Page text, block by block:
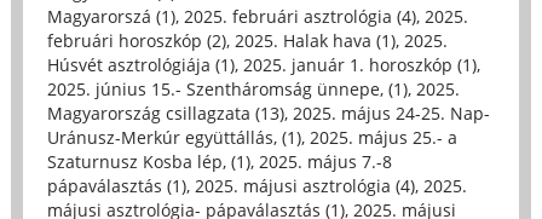
Magyarorszá (1), 2025. februári asztrológia (4), 2025.
februári horoszkóp (2), 2025. Halak hava (1), 2025.
Húsvét asztrológiája (1), 2025. január 1. horoszkóp (1),
2025. június 15.- Szentháromság ünnepe, (1), 2025.
Magyarország csillagzata (13), 2025. május 24-25. Nap-
Uránusz-Merkúr együttállás, (1), 2025. május 25.- a
Szaturnusz Kosba lép, (1), 2025. május 7.-8
pápaválasztás (1), 2025. májusi asztrológia (4), 2025.
májusi asztrológia- pápaválasztás (1), 2025. májusi